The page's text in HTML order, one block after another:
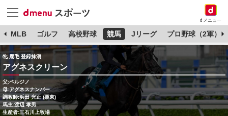
dメニュー
MLB ゴルフ 高校野球 競馬 Jリーグ プロ野球（2軍）
牝 鹿毛 登録抹消
アグネスクリーン
父:ペルジノ
母:アグネスナンバー
調教師:浜田 光正 (栗東)
馬主:渡辺 孝男
生産者:三石川上牧場